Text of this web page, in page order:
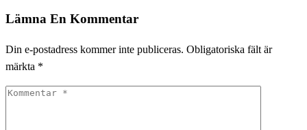
Lämna En Kommentar
Din e-postadress kommer inte publiceras. Obligatoriska fält är
märkta *